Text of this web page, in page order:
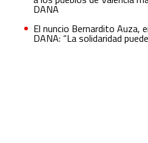
DANA
El nuncio Bernardito Auza,
DANA: “La solidaridad